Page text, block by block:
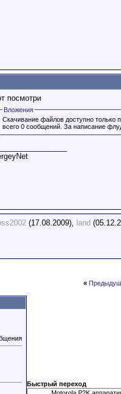
посмотри
Вложения
Скачивание файлов доступно
всего 0 сообщений. За написание
(17.08.2009), land
«
Быстрый переход